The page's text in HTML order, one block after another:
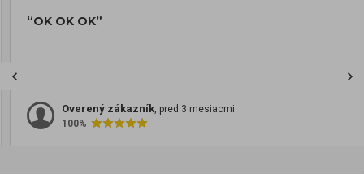
“OK OK OK”
Overený zákazník, pred 3 mesiacmi
100%